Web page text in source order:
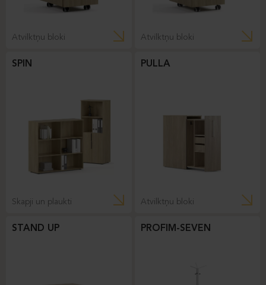
Atvilktņu bloki Atvilktņu bloki
SPIN
Skapji un plaukti
PULLA
Atvilktņu bloki
STAND UP PROFIM-SEVEN